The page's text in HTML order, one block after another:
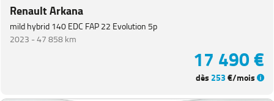
Renault Arkana
mild hybrid 140 EDC FAP 22 Evolution 5p
2023 -47 858 km
17 490 €
dès 253€/mois